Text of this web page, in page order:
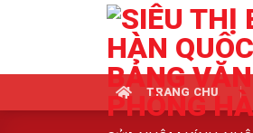
TRANG CHỦ